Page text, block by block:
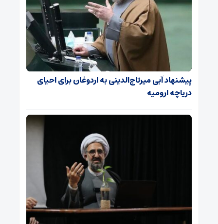
پیشنهاد آبی میرتاج‌الدینی‌ به اردوغان برای احیای
دریاچه ارومیه